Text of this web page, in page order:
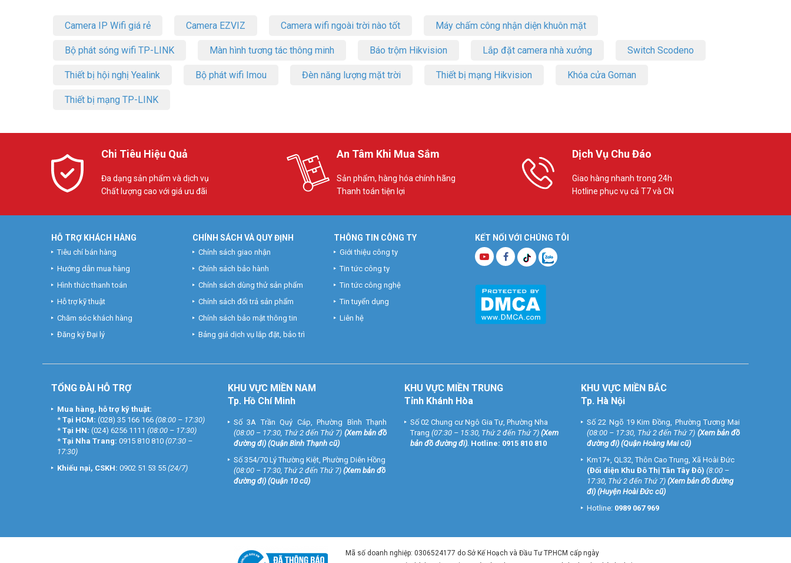
Camera IP Wifi giá rẻ Camera EZVIZ Camera wifi ngoài trời nào tốt Máy chấm công nhận diện khuôn mặt
Bộ phát sóng wifi TP-LINK Màn hình tương tác thông minh Báo trộm Hikvision Lắp đặt camera nhà xưởng Switch Scodeno
Thiết bị hội nghị Yealink Bộ phát wifi Imou Đèn năng lượng mặt trời Thiết bị mạng Hikvision Khóa cửa Goman
Thiết bị mạng TP-LINK
Chi Tiêu Hiệu Quả
Đa dạng sản phẩm và dịch vụ
Chất lượng cao với giá ưu đãi
An Tâm Khi Mua Sắm
Sản phẩm, hàng hóa chính hãng
Thanh toán tiện lợi
Dịch Vụ Chu Đáo
Giao hàng nhanh trong 24h
Hotline phục vụ cả T7 và CN
KẾT NỐI VỚI CHÚNG TÔI
HỖ TRỢ KHÁCH HÀNG
Tiêu chí bán hàng
Hướng dẫn mua hàng
Hình thức thanh toán
Hỗ trợ kỹ thuật
Chăm sóc khách hàng
Đăng ký Đại lý
CHÍNH SÁCH VÀ QUY ĐỊNH
Chính sách giao nhận
Chính sách bảo hành
Chính sách dùng thử sản phẩm
Chính sách đổi trả sản phẩm
Chính sách bảo mật thông tin
Bảng giá dịch vụ lắp đặt, bảo trì
THÔNG TIN CÔNG TY
Giới thiệu công ty
Tin tức công ty
Tin tức công nghệ
Tin tuyển dụng
Liên hệ
TỔNG ĐÀI HỖ TRỢ
Mua hàng, hỗ trợ kỹ thuật:
* Tại HCM: (028) 35 166 166 (08:00 – 17:30)
* Tại HN: (024) 6256 1111 (08:00 – 17:30)
* Tại Nha Trang: 0915 810 810 (07:30 –
17:30)
Khiếu nại, CSKH: 0902 51 53 55 (24/7)
KHU VỰC MIỀN NAM
Tp. Hồ Chí Minh
Số 3A Trần Quý Cáp, Phường Bình Thạnh
(08:00 – 17:30, Thứ 2 đến Thứ 7) (Xem bản đồ
đường đi) (Quận Bình Thạnh cũ)
Số 354/70 Lý Thường Kiệt, Phường Diên Hồng
(08:00 – 17:30, Thứ 2 đến Thứ 7) (Xem bản đồ
đường đi) (Quận 10 cũ)
KHU VỰC MIỀN TRUNG
Tỉnh Khánh Hòa
Số 02 Chung cư Ngô Gia Tự, Phường Nha
Trang (07:30 – 15:30, Thứ 2 đến Thứ 7) (Xem
bản đồ đường đi). Hotline: 0915 810 810
KHU VỰC MIỀN BẮC
Tp. Hà Nội
Số 22 Ngõ 19 Kim Đồng, Phường Tương Mai
(08:00 – 17:30, Thứ 2 đến Thứ 7) (Xem bản đồ
đường đi) (Quận Hoàng Mai cũ)
Km17+, QL32, Thôn Cao Trung, Xã Hoài Đức
(Đối diện Khu Đô Thị Tân Tây Đô) (8:00 –
17:30, Thứ 2 đến Thứ 7) (Xem bản đồ đường
đi) (Huyện Hoài Đức cũ)
Hotline: 0989 067 969
Mã số doanh nghiệp: 0306524177 do Sở Kế Hoạch và Đầu Tư TP.HCM cấp ngày